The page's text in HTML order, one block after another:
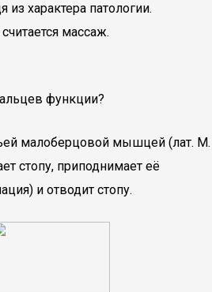
из характера патологии.
массаж.
функции?
малоберцовой мышцей (лат. M.
стопу, приподнимает её
и отводит стопу.